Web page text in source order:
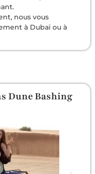
nous vous
à Dubaï ou à
Dune Bashing